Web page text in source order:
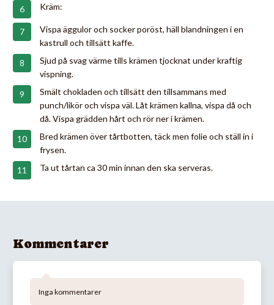
Kräm:
Vispa äggulor och socker poröst, häll blandningen i en
kastrull och tillsätt kaffe.
Sjud på svag värme tills krämen tjocknat under kraftig
vispning.
Smält chokladen och tillsätt den tillsammans med
punch/likör och vispa väl. Låt krämen kallna, vispa då och
då. Vispa grädden hårt och rör ner i krämen.
Bred krämen över tårtbotten, täck men folie och ställ in i
frysen.
Ta ut tårtan ca 30 min innan den ska serveras.
Kommentarer
Inga kommentarer